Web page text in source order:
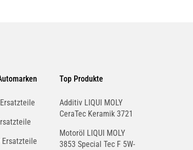
Ersatzteile
Top Produkte
Additiv LIQUI MOLY
CeraTec Keramik 3721
Motoröl LIQUI MOLY
3853 Special Tec F 5W-